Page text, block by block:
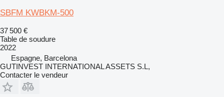
SBFM KWBKM-500
37 500 €
Table de soudure
2022
Espagne, Barcelona
GUTINVEST INTERNATIONAL ASSETS S.L,
Contacter le vendeur